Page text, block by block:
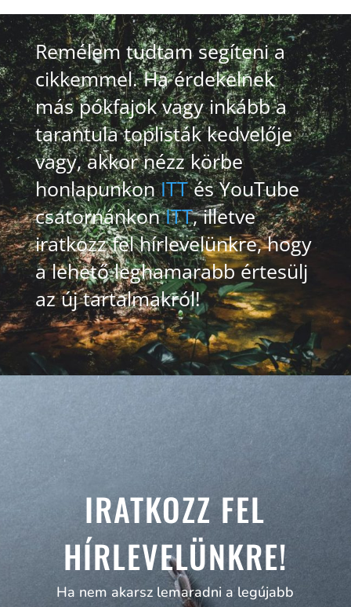
Remélem tudtam segíteni a
cikkemmel. Ha érdekelnek
más pókfajok vagy inkább a
tarantula toplisták kedvelője
vagy, akkor nézz körbe
honlapunkonITTés YouTube
csatornánkonITT, illetve
iratkozz fel hírlevelünkre, hogy
a lehető leghamarabb értesülj
az új tartalmakról!
IRATKOZZ FEL
HÍRLEVELÜNKRE!
Ha nem akarsz lemaradni a legújabb